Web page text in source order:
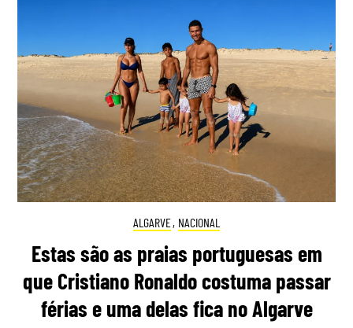
ALGARVE, NACIONAL
Estas são as praias portuguesas em
que Cristiano Ronaldo costuma passar
férias e uma delas fica no Algarve